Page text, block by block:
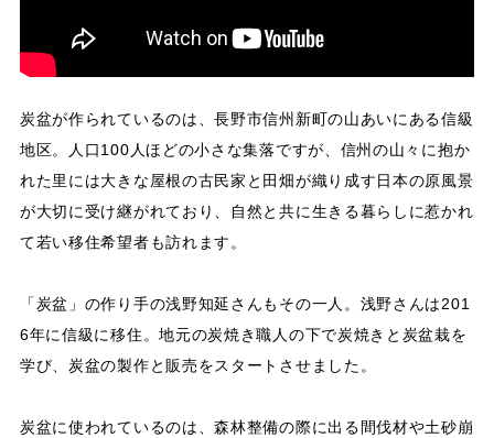
炭盆が作られているのは、長野市信州新町の山あいにある信級
地区。人口100人ほどの小さな集落ですが、信州の山々に抱か
れた里には大きな屋根の古民家と田畑が織り成す日本の原風景
が大切に受け継がれており、自然と共に生きる暮らしに惹かれ
て若い移住希望者も訪れます。
「炭盆」の作り手の浅野知延さんもその一人。浅野さんは201
6年に信級に移住。地元の炭焼き職人の下で炭焼きと炭盆栽を
学び、炭盆の製作と販売をスタートさせました。
炭盆に使われているのは、森林整備の際に出る間伐材や土砂崩